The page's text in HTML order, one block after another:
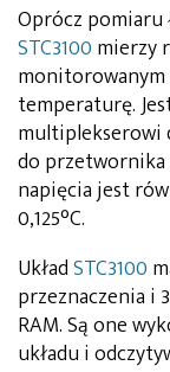
Oprócz pomiaru
STC3100 mierzy
temperaturę.
multiplekserowi
do przetwornika
napięcia jest
0,125°C.
UkładSTC3100
przeznaczenia i
RAM. Są one
układu i